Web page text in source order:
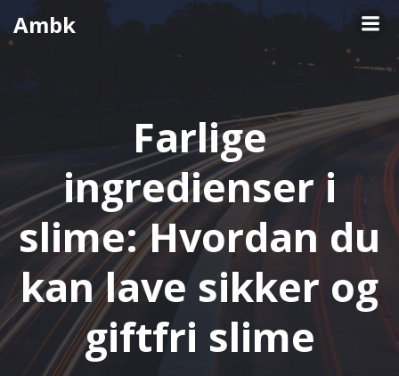
Videre
Ambk
Farlige
ingredienser i
slime: Hvordan du
kan lave sikker og
giftfri slime